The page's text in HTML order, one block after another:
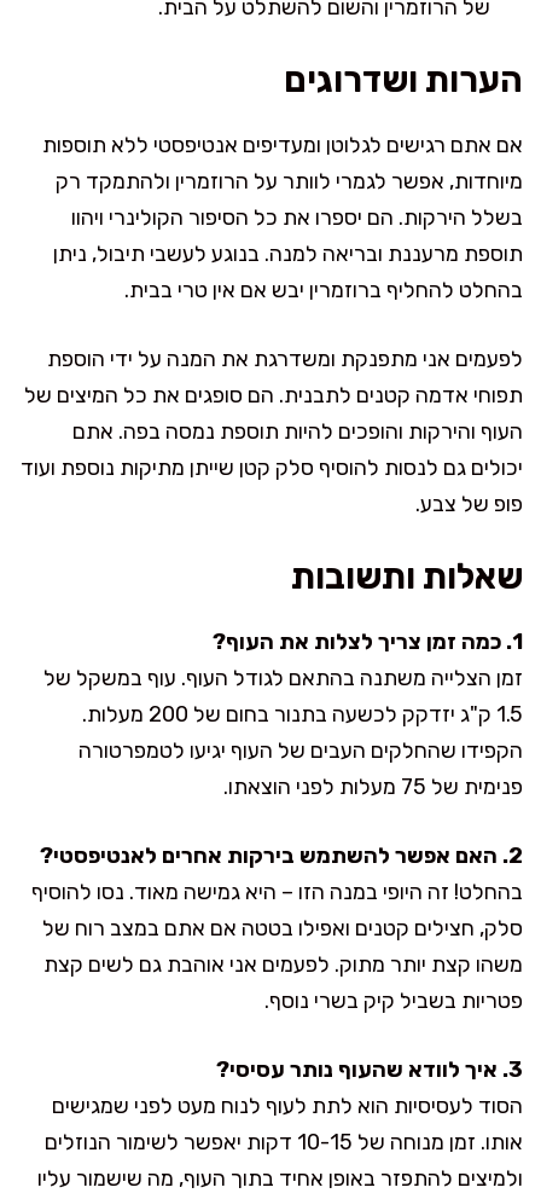
של הרוזמרין והשום להשתלט על הבית.
הערות ושדרוגים
אם אתם רגישים לגלוטן ומעדיפים אנטיפסטי ללא תוספות
מיוחדות, אפשר לגמרי לוותר על הרוזמרין ולהתמקד רק
בשלל הירקות. הם יספרו את כל הסיפור הקולינרי ויהוו
תוספת מרעננת ובריאה למנה. בנוגע לעשבי תיבול, ניתן
בהחלט להחליף ברוזמרין יבש אם אין טרי בבית.
לפעמים אני מתפנקת ומשדרגת את המנה על ידי הוספת
תפוחי אדמה קטנים לתבנית. הם סופגים את כל המיצים של
העוף והירקות והופכים להיות תוספת נמסה בפה. אתם
יכולים גם לנסות להוסיף סלק קטן שייתן מתיקות נוספת ועוד
פופ של צבע.
שאלות ותשובות
1. כמה זמן צריך לצלות את העוף?
זמן הצלייה משתנה בהתאם לגודל העוף. עוף במשקל של
1.5 ק"ג יזדקק לכשעה בתנור בחום של 200 מעלות.
הקפידו שהחלקים העבים של העוף יגיעו לטמפרטורה
פנימית של 75 מעלות לפני הוצאתו.
2. האם אפשר להשתמש בירקות אחרים לאנטיפסטי?
בהחלט! זה היופי במנה הזו – היא גמישה מאוד. נסו להוסיף
סלק, חצילים קטנים ואפילו בטטה אם אתם במצב רוח של
משהו קצת יותר מתוק. לפעמים אני אוהבת גם לשים קצת
פטריות בשביל קיק בשרי נוסף.
3. איך לוודא שהעוף נותר עסיסי?
הסוד לעסיסיות הוא לתת לעוף לנוח מעט לפני שמגישים
אותו. זמן מנוחה של 10-15 דקות יאפשר לשימור הנוזלים
ולמיצים להתפזר באופן אחיד בתוך העוף, מה שישמור עליו